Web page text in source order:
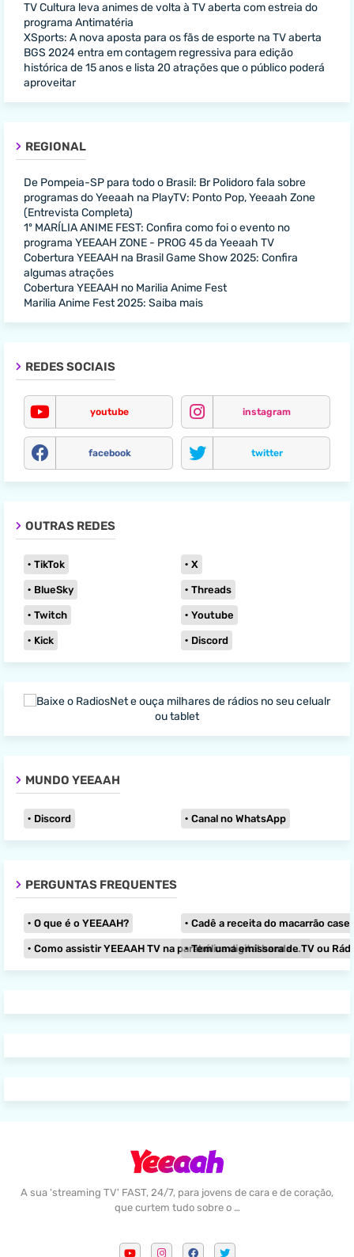
TV Cultura leva animes de volta à TV aberta com estreia do
programa Antimatéria
XSports: A nova aposta para os fãs de esporte na TV aberta
BGS 2024 entra em contagem regressiva para edição
histórica de 15 anos e lista 20 atrações que o público poderá
aproveitar
REGIONAL
De Pompeia-SP para todo o Brasil: Br Polidoro fala sobre
programas do Yeeaah na PlayTV: Ponto Pop, Yeeaah Zone
(Entrevista Completa)
1º MARÍLIA ANIME FEST: Confira como foi o evento no
programa YEEAAH ZONE - PROG 45 da Yeeaah TV
Cobertura YEEAAH na Brasil Game Show 2025: Confira
algumas atrações
Cobertura YEEAAH no Marilia Anime Fest
Marilia Anime Fest 2025: Saiba mais
REDES SOCIAIS
youtube instagram
facebook twitter
OUTRAS REDES
TikTok X
BlueSky Threads
Twitch Youtube
Kick Discord
MUNDO YEEAAH
Discord Canal no WhatsApp
PERGUNTAS FREQUENTES
O que é o YEEAAH? Cadê a receita do macarrão caseiro
Como assistir YEEAAH TV na parabólica digital banda KU?
Tem uma emissora de TV ou Rádio
A sua 'streaming TV' FAST, 24/7, para jovens de cara e de coração,
que curtem tudo sobre o …